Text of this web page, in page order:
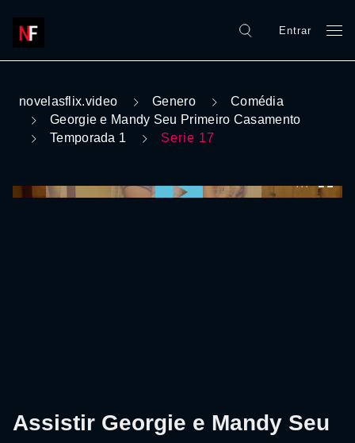
Entrar
novelasflix.video Genero
Comédia
Georgie e Mandy Seu Primeiro Casamento
Temporada 1
Serie 17
Assistir Georgie e Mandy Seu